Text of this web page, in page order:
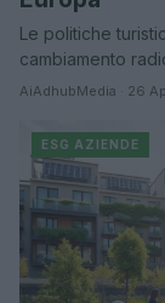
Le politiche
cambiamento
AiAdhubMedia · 26
ESG AZIENDE